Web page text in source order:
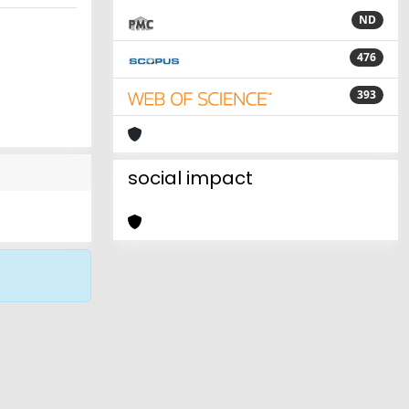
ND
476
393
social impact